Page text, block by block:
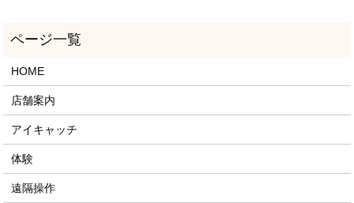
HOME
店舗案内
アイキャッチ
体験
遠隔操作